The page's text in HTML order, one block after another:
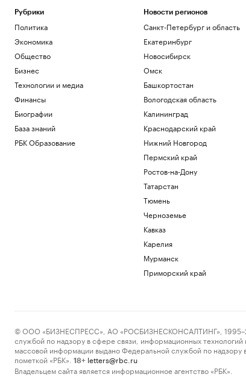
олимпийского чемпиона гимнаста
Щербо
Спорт
История биржевой торговли в России
РБК и Петербургская Биржа
Синоптик рассказал о «первом визите
осени» в Москву
Медведев рассказал о «жестких»
переговорах с Саркози в 2008 году
Политика
Федорищев рассказал о последствиях
атаки БПЛА на Самарскую область
Трое пострадали при ударе БПЛА по
грузовику в Белгородской области
Искусственный интеллект вызовет
Зачем малому и среднему бизнесу
облигации и что важно знать о бирже
Рубрики
Политика
Экономика
Общество
Бизнес
Технологии и медиа
Финансы
Биографии
База знаний
РБК Образование
Новости регионов
Санкт-Петербург и область
Екатеринбург
Новосибирск
Омск
Башкортостан
Вологодская область
Калининград
Краснодарский край
Нижний Новгород
Пермский край
Ростов-на-Дону
Татарстан
Тюмень
Черноземье
Кавказ
Карелия
Мурманск
Приморский край
© ООО «БИЗНЕСПРЕСС», АО «РОСБИЗНЕСКОНСАЛТИНГ»,
службой по надзору в сфере связи, информационных
массовой информации выдано Федеральной службой по
пометкой «РБК».
18+ letters@rbc.ru
Владельцем сайта является информационное агентство «РБК».